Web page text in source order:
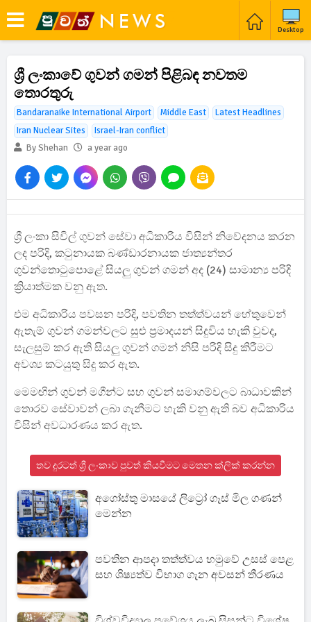
Desktop
ශ්‍රී ලංකාවේ ගුවන් ගමන් පිළිබඳ නවතම
තොරතුරු
Bandaranaike International Airport Middle East
Latest Headlines
Iran Nuclear Sites
Israel-Iran conflict
By Shehan
a year ago
ශ්‍රී ලංකා සිවිල් ගුවන් සේවා අධිකාරිය විසින් නිවේදනය කරන
ලද පරිදි, කටුනායක බණ්ඩාරනායක ජාත්‍යන්තර
ගුවන්තොටුපොළේ සියලු ගුවන් ගමන් අද (24) සාමාන්‍ය පරිදි
ක්‍රියාත්මක වනු ඇත.
එම අධිකාරිය පවසන පරිදි, පවතින තත්ත්වයන් හේතුවෙන්
ඇතැම් ගුවන් ගමන්වලට සුළු ප්‍රමාදයන් සිදුවිය හැකි වුවද,
සැලසුම් කර ඇති සියලු ගුවන් ගමන් නිසි පරිදි සිදු කිරීමට
අවශ්‍ය කටයුතු සිදු කර ඇත.
මෙමඟින් ගුවන් මගීන්ට සහ ගුවන් සමාගම්වලට බාධාවකින්
තොරව සේවාවන් ලබා ගැනීමට හැකි වනු ඇති බව අධිකාරිය
විසින් අවධාරණය කර ඇත.
තව දුරටත් ශ්‍රී ලංකාව පුවත් කියවීමට මෙතන ක්ලික් කරන්න
අගෝස්තු මාසයේ ලිට්‍රෝ ගෑස් මිල ගණන්
මෙන්න
පවතින ආපදා තත්ත්වය හමුවේ උසස් පෙළ
සහ ශිෂ්‍යත්ව විභාග ගැන අවසන් තීරණය